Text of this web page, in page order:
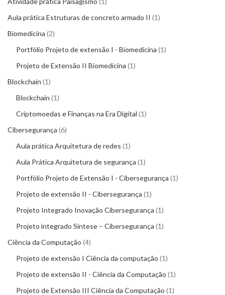
Aula prática Estruturas de concreto armado II 1
Biomedicina 2
Portfólio Projeto de extensão I - Biomedicina 1
Projeto de Extensão II Biomedicina 1
Blockchain 1
Blockchain 1
Criptomoedas e Finanças na Era Digital 1
Cibersegurança 6
Aula prática Arquitetura de redes 1
Aula Prática Arquitetura de segurança 1
Portfólio Projeto de Extensão I - Cibersegurança 1
Projeto de extensão II - Cibersegurança 1
Projeto Integrado Inovação Cibersegurança 1
Projeto integrado Síntese – Cibersegurança 1
Ciência da Computação 4
Projeto de extensão I Ciência da computação 1
Projeto de extensão II - Ciência da Computação 1
Projeto de Extensão III Ciência da Computação 1